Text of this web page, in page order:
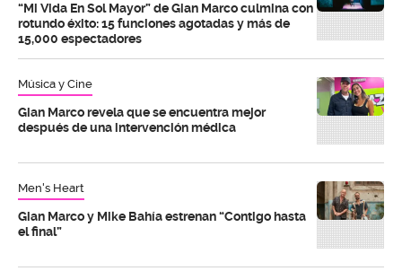
“Mi Vida En Sol Mayor” de Gian Marco culmina con
rotundo éxito: 15 funciones agotadas y más de
15,000 espectadores
Música y Cine
Gian Marco revela que se encuentra mejor
después de una intervención médica
Men's Heart
Gian Marco y Mike Bahía estrenan “Contigo hasta
el final”